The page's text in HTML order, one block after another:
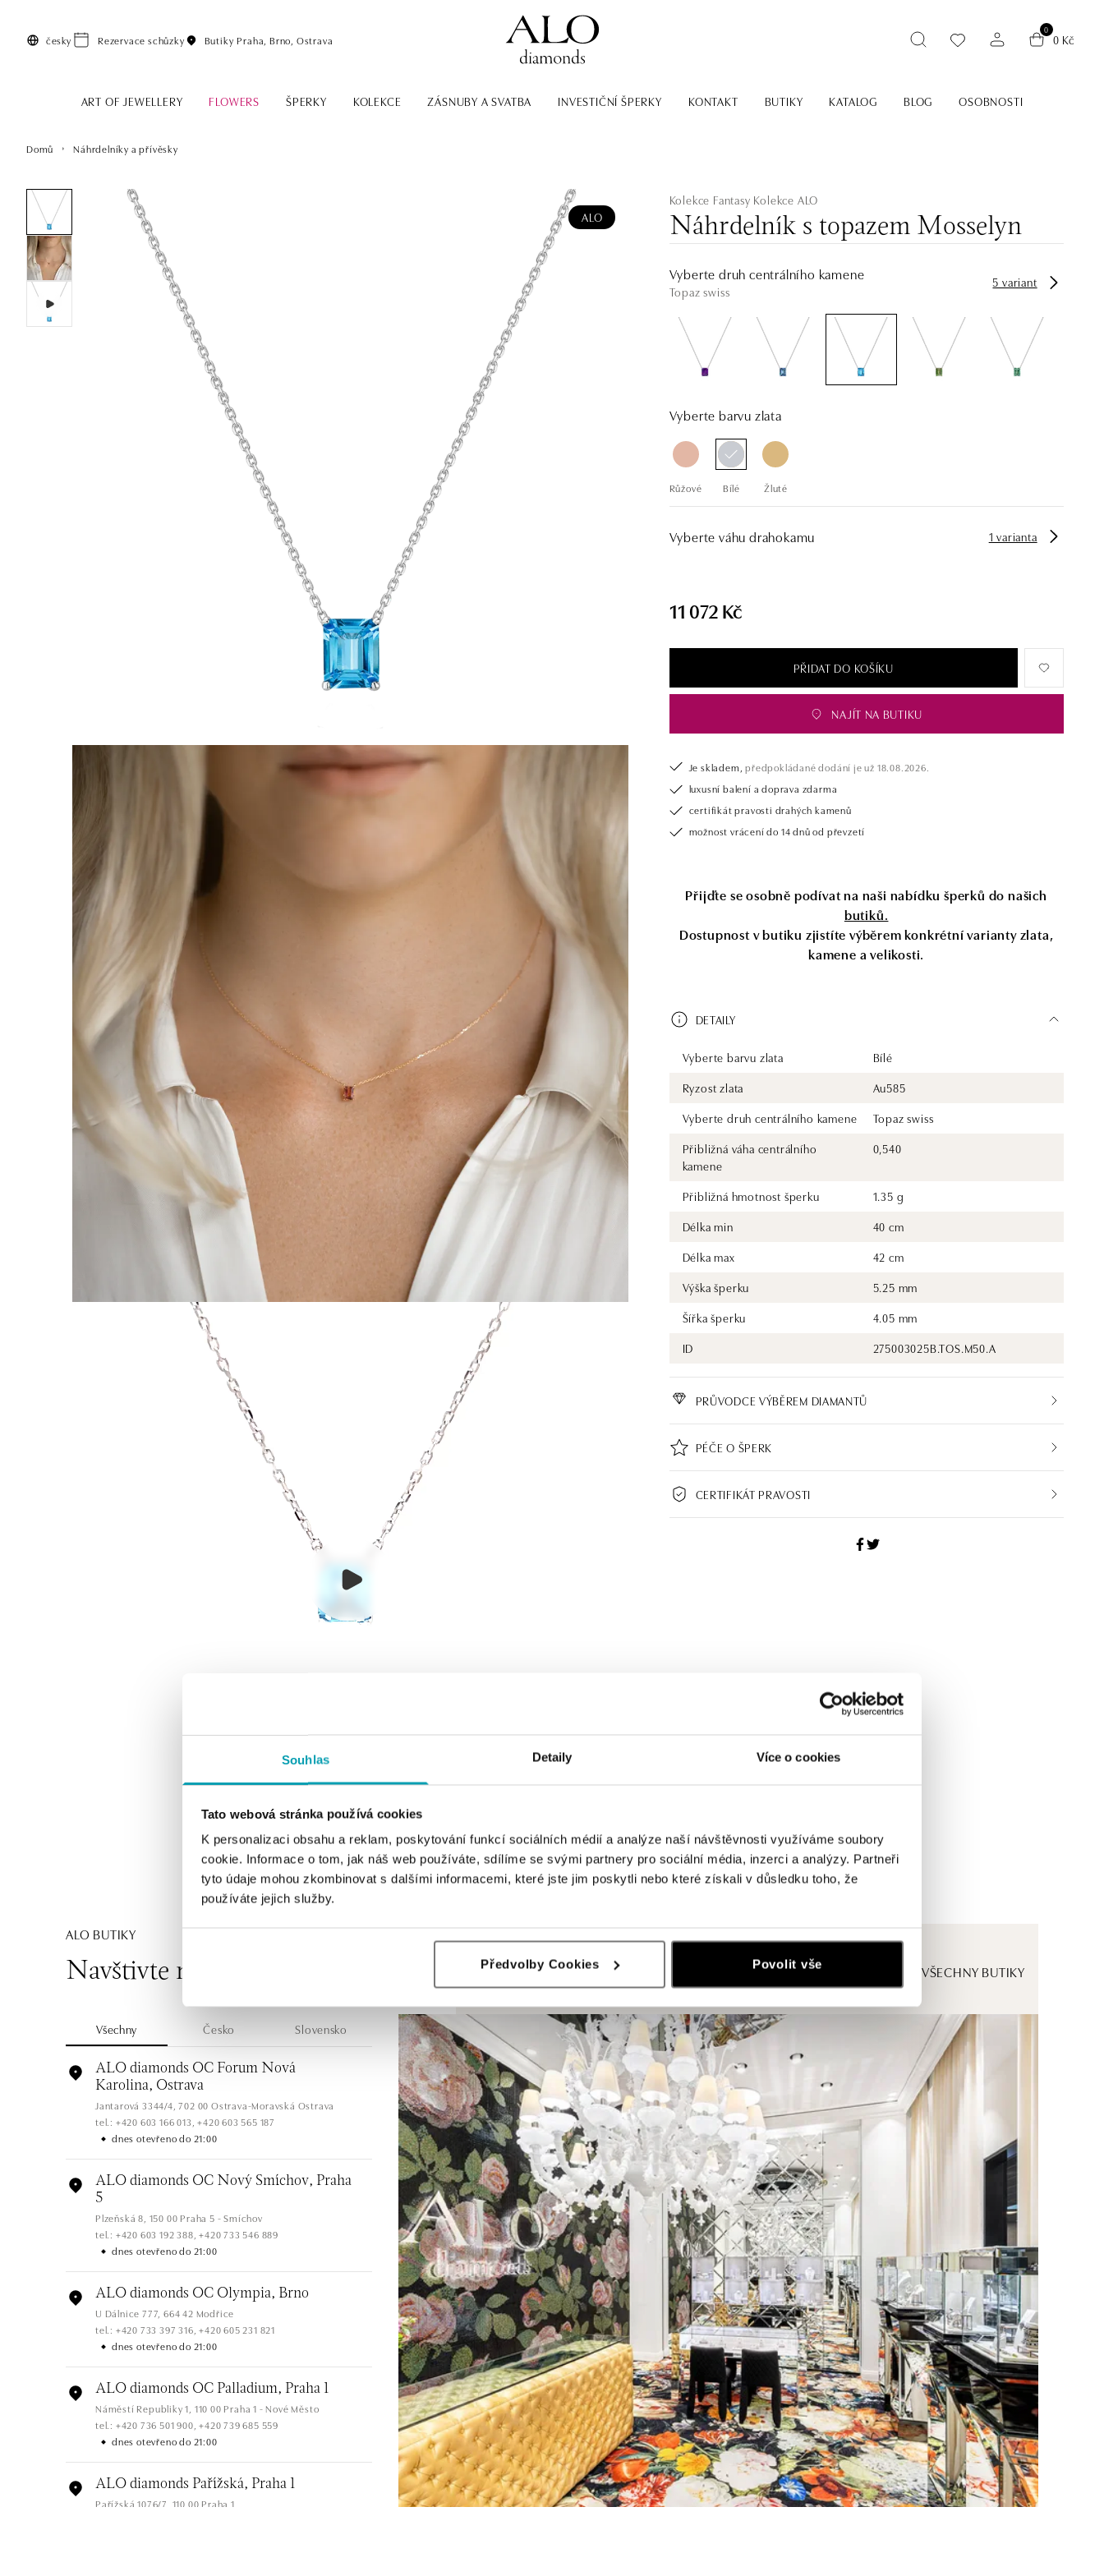
Souhlas Detaily Více o cookies
Tato webová stránka používá cookies
K personalizaci obsahu a reklam, poskytování funkcí sociálních médií a analýze naší návštěvnosti využíváme soubory
cookie. Informace o tom, jak náš web používáte, sdílíme se svými partnery pro sociální média, inzerci a analýzy. Partneři
tyto údaje mohou zkombinovat s dalšími informacemi, které jste jim poskytli nebo které získali v důsledku toho, že
používáte jejich služby.
Předvolby Cookies Povolit vše
česky Rezervace schůzky Butiky Praha, Brno, Ostrava
0
0 Kč
ART OF JEWELLERY FLOWERS ŠPERKY KOLEKCE ZÁSNUBY A SVATBA INVESTIČNÍ ŠPERKY KONTAKT BUTIKY KATALOG BLOG OSOBNOSTI
Domů Náhrdelníky a přívěsky
ALO
Kolekce Fantasy Kolekce ALO
Náhrdelník s topazem Mosselyn
Vyberte druh centrálního kamene
Topaz swiss
5 variant
Vyberte barvu zlata
Růžové Bílé Žluté
Vyberte váhu drahokamu 1 varianta
11 072 Kč
PŘIDAT DO KOŠÍKU
NAJÍT NA BUTIKU
Je skladem, předpokládané dodání je už 18.08.2026.
luxusní balení a doprava zdarma
certifikát pravosti drahých kamenů
možnost vrácení do 14 dnů od převzetí
Přijďte se osobně podívat na naši nabídku šperků do našich
butiků.
Dostupnost v butiku zjistíte výběrem konkrétní varianty zlata,
kamene a velikosti.
DETAILY
Vyberte barvu zlata
Bílé
Ryzost zlata
Au585
Vyberte druh centrálního kamene
Topaz swiss
Přibližná váha centrálního
kamene
0,540
Přibližná hmotnost šperku
1.35 g
Délka min
40 cm
Délka max
42 cm
Výška šperku
5.25 mm
Šířka šperku
4.05 mm
ID
275003025B.TOS.M50.A
PRŮVODCE VÝBĚREM DIAMANTŮ
PÉČE O ŠPERK
CERTIFIKÁT PRAVOSTI
ALO BUTIKY
Navštivte naše butiky ZOBRAZIT VŠECHNY BUTIKY
Všechny Česko Slovensko
ALO diamonds OC Forum Nová
Karolina, Ostrava
Jantarová 3344/4, 702 00 Ostrava-Moravská Ostrava
tel.: +420 603 166 013, +420 603 565 187
dnes otevřeno do 21:00
ALO diamonds OC Nový Smíchov, Praha
5
Plzeňská 8, 150 00 Praha 5 - Smíchov
tel.: +420 603 192 388, +420 733 546 889
dnes otevřeno do 21:00
ALO diamonds OC Olympia, Brno
U Dálnice 777, 664 42 Modřice
tel.: +420 733 397 316, +420 605 231 821
dnes otevřeno do 21:00
ALO diamonds OC Palladium, Praha 1
Náměstí Republiky 1, 110 00 Praha 1 - Nové Město
tel.: +420 736 501 900, +420 739 685 559
dnes otevřeno do 21:00
ALO diamonds Pařížská, Praha 1
Pařížská 1076/7, 110 00 Praha 1